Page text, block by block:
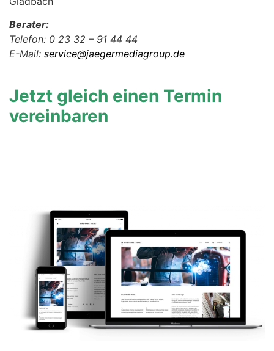
Berater:
Telefon: 0 23 32 – 91 44 44
E-Mail: service@jaegermediagroup.de
Jetzt gleich einen Termin
vereinbaren